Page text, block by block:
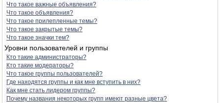
Что такое важные объявления?
Что такое объявления?
Что такое прилепленные темы?
Что такое закрытые темы?
Что такое значки тем?
Уровни пользователей и группы
Кто такие администраторы?
Кто такие модераторы?
Что такое группы пользователей?
Где находятся группы и как мне вступить в них?
Как мне стать лидером группы?
Почему названия некоторых групп имеют разные цвета?